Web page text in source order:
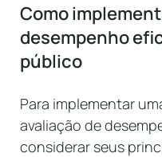
Como
desempenho
público
Para implementar
avaliação de
considerar seus